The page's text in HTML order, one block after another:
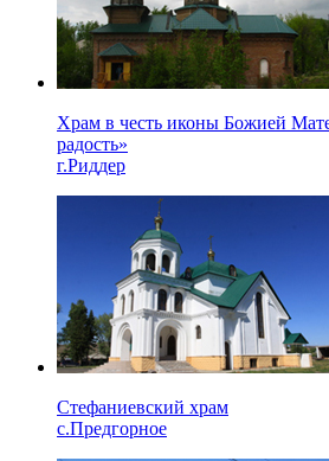
Храм в честь иконы Божией
радость»
г.Риддер
Стефаниевский храм
с.Предгорное